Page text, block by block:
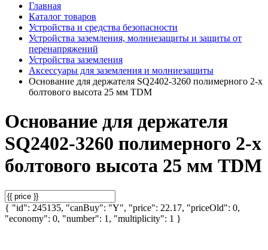
Главная
Каталог товаров
Устройства и средства безопасности
Устройства заземления, молниезащиты и защиты от
перенапряжений
Устройства заземления
Аксессуары для заземления и молниезащиты
Основание для держателя SQ2402-3260 полимерного 2-х
болтового высота 25 мм TDM
Основание для держателя
SQ2402-3260 полимерного 2-х
болтового высота 25 мм TDM
{ "id": 245135, "canBuy": "Y", "price": 22.17, "priceOld": 0,
"economy": 0, "number": 1, "multiplicity": 1 }